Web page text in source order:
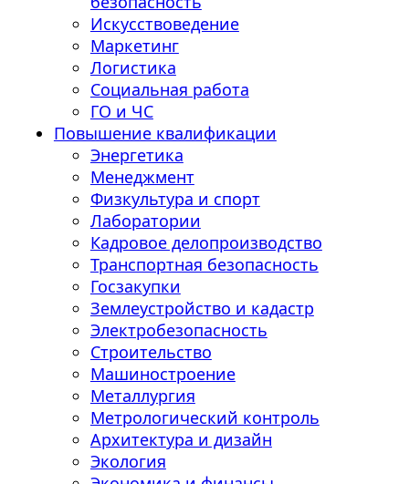
Искусствоведение
Маркетинг
Логистика
Социальная работа
ГО и ЧС
Повышение квалификации
Энергетика
Менеджмент
Физкультура и спорт
Лаборатории
Кадровое делопроизводство
Транспортная безопасность
Госзакупки
Землеустройство и кадастр
Электробезопасность
Строительство
Машиностроение
Металлургия
Метрологический контроль
Архитектура и дизайн
Экология